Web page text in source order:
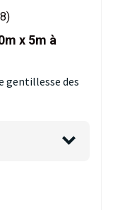
x 5m à
gentillesse des